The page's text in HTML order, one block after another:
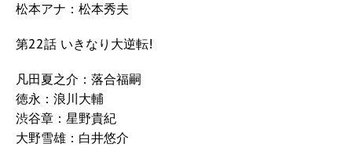
松本アナ：松本秀夫
第22話 いきなり大逆転!
凡田夏之介：落合福嗣
徳永：浪川大輔
渋谷章：星野貴紀
大野雪雄：白井悠介